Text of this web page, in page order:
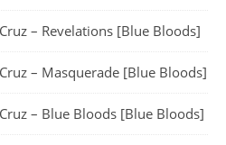
– Revelations [Blue Bloods]
– Masquerade [Blue Bloods]
– Blue Bloods [Blue Bloods]